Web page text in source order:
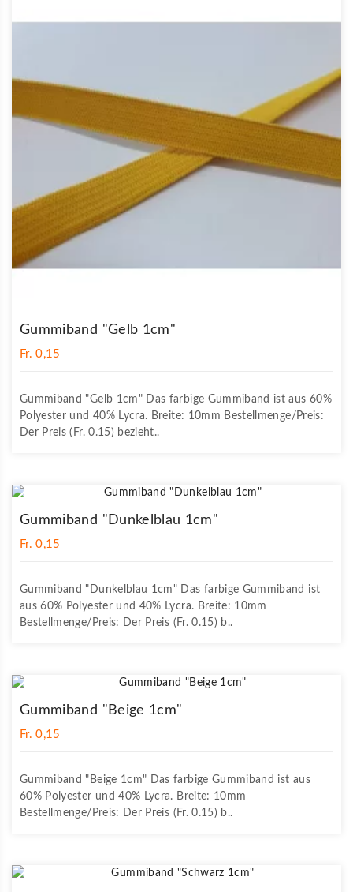
Gummiband "Gelb 1cm"
Fr. 0,15
Gummiband "Gelb 1cm" Das farbige Gummiband ist aus 60%
Polyester und 40% Lycra. Breite: 10mm Bestellmenge/Preis:
Der Preis (Fr. 0.15) bezieht..
Gummiband "Dunkelblau 1cm"
Fr. 0,15
Gummiband "Dunkelblau 1cm" Das farbige Gummiband ist
aus 60% Polyester und 40% Lycra. Breite: 10mm
Bestellmenge/Preis: Der Preis (Fr. 0.15) b..
Gummiband "Beige 1cm"
Fr. 0,15
Gummiband "Beige 1cm" Das farbige Gummiband ist aus
60% Polyester und 40% Lycra. Breite: 10mm
Bestellmenge/Preis: Der Preis (Fr. 0.15) b..